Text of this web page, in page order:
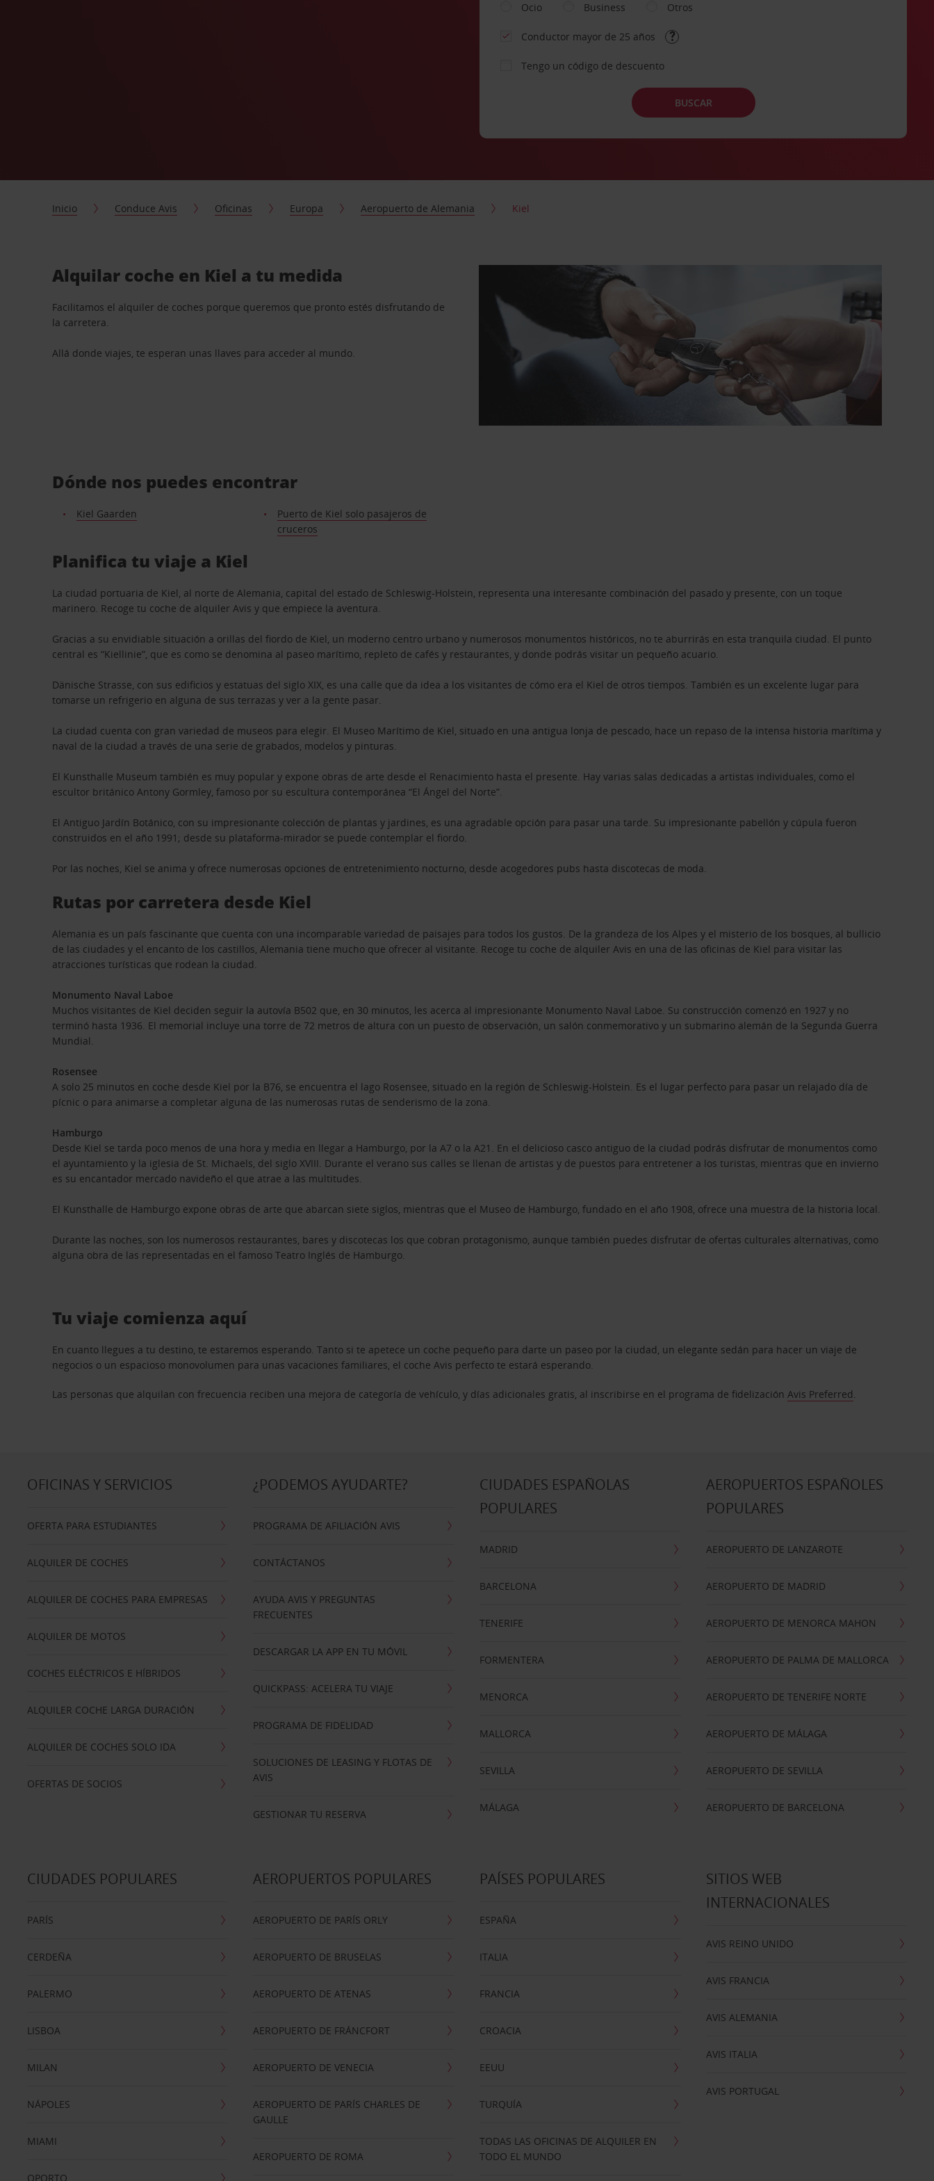
Ocio
Business Otros
Conductor mayor de 25 años
Tengo un código de descuento
BUSCAR
Inicio Conduce Avis Oficinas Europa Aeropuerto de Alemania Kiel
Alquilar coche en Kiel a tu medida
Facilitamos el alquiler de coches porque queremos que pronto estés disfrutando de
la carretera.
Allá donde viajes, te esperan unas llaves para acceder al mundo.
Dónde nos puedes encontrar
Kiel Gaarden
Puerto de Kiel solo pasajeros de
cruceros
Planifica tu viaje a Kiel
La ciudad portuaria de Kiel, al norte de Alemania, capital del estado de Schleswig-Holstein, representa una interesante combinación del pasado y presente, con un toque
marinero. Recoge tu coche de alquiler Avis y que empiece la aventura.
Gracias a su envidiable situación a orillas del fiordo de Kiel, un moderno centro urbano y numerosos monumentos históricos, no te aburrirás en esta tranquila ciudad. El punto
central es “Kiellinie”, que es como se denomina al paseo marítimo, repleto de cafés y restaurantes, y donde podrás visitar un pequeño acuario.
Dänische Strasse, con sus edificios y estatuas del siglo XIX, es una calle que da idea a los visitantes de cómo era el Kiel de otros tiempos. También es un excelente lugar para
tomarse un refrigerio en alguna de sus terrazas y ver a la gente pasar.
La ciudad cuenta con gran variedad de museos para elegir. El Museo Marítimo de Kiel, situado en una antigua lonja de pescado, hace un repaso de la intensa historia marítima y
naval de la ciudad a través de una serie de grabados, modelos y pinturas.
El Kunsthalle Museum también es muy popular y expone obras de arte desde el Renacimiento hasta el presente. Hay varias salas dedicadas a artistas individuales, como el
escultor británico Antony Gormley, famoso por su escultura contemporánea “El Ángel del Norte”.
El Antiguo Jardín Botánico, con su impresionante colección de plantas y jardines, es una agradable opción para pasar una tarde. Su impresionante pabellón y cúpula fueron
construidos en el año 1991; desde su plataforma-mirador se puede contemplar el fiordo.
Por las noches, Kiel se anima y ofrece numerosas opciones de entretenimiento nocturno, desde acogedores pubs hasta discotecas de moda.
Rutas por carretera desde Kiel
Alemania es un país fascinante que cuenta con una incomparable variedad de paisajes para todos los gustos. De la grandeza de los Alpes y el misterio de los bosques, al bullicio
de las ciudades y el encanto de los castillos, Alemania tiene mucho que ofrecer al visitante. Recoge tu coche de alquiler Avis en una de las oficinas de Kiel para visitar las
atracciones turísticas que rodean la ciudad.
Monumento Naval Laboe
Muchos visitantes de Kiel deciden seguir la autovía B502 que, en 30 minutos, les acerca al impresionante Monumento Naval Laboe. Su construcción comenzó en 1927 y no
terminó hasta 1936. El memorial incluye una torre de 72 metros de altura con un puesto de observación, un salón conmemorativo y un submarino alemán de la Segunda Guerra
Mundial.
Rosensee
A solo 25 minutos en coche desde Kiel por la B76, se encuentra el lago Rosensee, situado en la región de Schleswig-Holstein. Es el lugar perfecto para pasar un relajado día de
pícnic o para animarse a completar alguna de las numerosas rutas de senderismo de la zona.
Hamburgo
Desde Kiel se tarda poco menos de una hora y media en llegar a Hamburgo, por la A7 o la A21. En el delicioso casco antiguo de la ciudad podrás disfrutar de monumentos como
el ayuntamiento y la iglesia de St. Michaels, del siglo XVIII. Durante el verano sus calles se llenan de artistas y de puestos para entretener a los turistas, mientras que en invierno
es su encantador mercado navideño el que atrae a las multitudes.
El Kunsthalle de Hamburgo expone obras de arte que abarcan siete siglos, mientras que el Museo de Hamburgo, fundado en el año 1908, ofrece una muestra de la historia local.
Durante las noches, son los numerosos restaurantes, bares y discotecas los que cobran protagonismo, aunque también puedes disfrutar de ofertas culturales alternativas, como
alguna obra de las representadas en el famoso Teatro Inglés de Hamburgo.
Tu viaje comienza aquí
En cuanto llegues a tu destino, te estaremos esperando. Tanto si te apetece un coche pequeño para darte un paseo por la ciudad, un elegante sedán para hacer un viaje de
negocios o un espacioso monovolumen para unas vacaciones familiares, el coche Avis perfecto te estará esperando.
Las personas que alquilan con frecuencia reciben una mejora de categoría de vehículo, y días adicionales gratis, al inscribirse en el programa de fidelizaciónAvis Preferred.
OFICINAS Y SERVICIOS
OFERTA PARA ESTUDIANTES
ALQUILER DE COCHES
ALQUILER DE COCHES PARA EMPRESAS
ALQUILER DE MOTOS
COCHES ELÉCTRICOS E HÍBRIDOS
ALQUILER COCHE LARGA DURACIÓN
ALQUILER DE COCHES SOLO IDA
OFERTAS DE SOCIOS
¿PODEMOS AYUDARTE?
PROGRAMA DE AFILIACIÓN AVIS
CONTÁCTANOS
AYUDA AVIS Y PREGUNTAS
FRECUENTES
DESCARGAR LA APP EN TU MÓVIL
QUICKPASS: ACELERA TU VIAJE
PROGRAMA DE FIDELIDAD
SOLUCIONES DE LEASING Y FLOTAS DE
AVIS
GESTIONAR TU RESERVA
CIUDADES ESPAÑOLAS
POPULARES
MADRID
BARCELONA
TENERIFE
FORMENTERA
MENORCA
MALLORCA
SEVILLA
MÁLAGA
AEROPUERTOS ESPAÑOLES
POPULARES
AEROPUERTO DE LANZAROTE
AEROPUERTO DE MADRID
AEROPUERTO DE MENORCA MAHON
AEROPUERTO DE PALMA DE MALLORCA
AEROPUERTO DE TENERIFE NORTE
AEROPUERTO DE MÁLAGA
AEROPUERTO DE SEVILLA
AEROPUERTO DE BARCELONA
CIUDADES POPULARES
PARÍS
CERDEÑA
PALERMO
LISBOA
MILAN
NÁPOLES
MIAMI
OPORTO
AEROPUERTOS POPULARES
AEROPUERTO DE PARÍS ORLY
AEROPUERTO DE BRUSELAS
AEROPUERTO DE ATENAS
AEROPUERTO DE FRÁNCFORT
AEROPUERTO DE VENECIA
AEROPUERTO DE PARÍS CHARLES DE
GAULLE
AEROPUERTO DE ROMA
PAÍSES POPULARES
ESPAÑA
ITALIA
FRANCIA
CROACIA
EEUU
TURQUÍA
TODAS LAS OFICINAS DE ALQUILER EN
TODO EL MUNDO
SITIOS WEB
INTERNACIONALES
AVIS REINO UNIDO
AVIS FRANCIA
AVIS ALEMANIA
AVIS ITALIA
AVIS PORTUGAL